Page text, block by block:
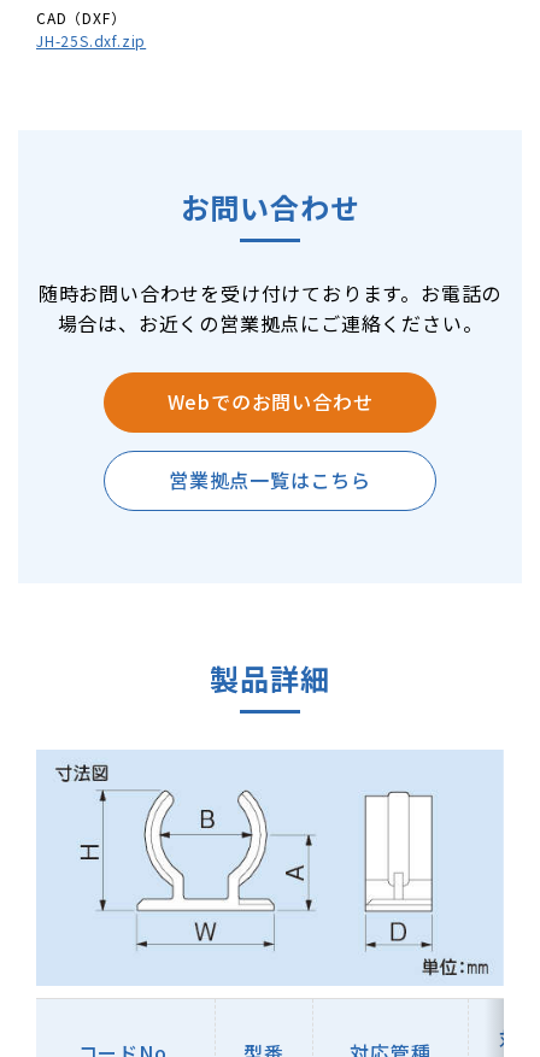
CAD（DXF）
JH-25S.dxf.zip
お問い合わせ
随時お問い合わせを受け付けております。お電話の
場合は、お近くの営業拠点にご連絡ください。
Webでのお問い合わせ
営業拠点一覧はこちら
製品詳細
対